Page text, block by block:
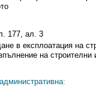
177, ал. 3
в експлоатация на
на